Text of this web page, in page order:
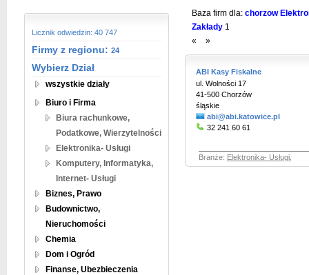
Licznik odwiedzin: 40 747
Firmy z regionu: 24
Wybierz Dział
wszystkie działy
Biuro i Firma
Biura rachunkowe,
Podatkowe, Wierzytelności
Elektronika- Usługi
Komputery, Informatyka,
Internet- Usługi
Biznes, Prawo
Budownictwo,
Nieruchomości
Chemia
Dom i Ogród
Finanse, Ubezbieczenia
Baza firm dla: chorzow
Zakłady 1
«
»
ABI Kasy Fiskalne
ul. Wolności 17
41-500 Chorzów
śląskie
abi@abi.katowice.pl
32 241 60 61
Branże: Elektronika- Usługi